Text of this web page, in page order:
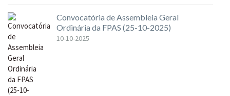
Convocatória de Assembleia Geral
Ordinária da FPAS (25-10-2025)
10-10-2025